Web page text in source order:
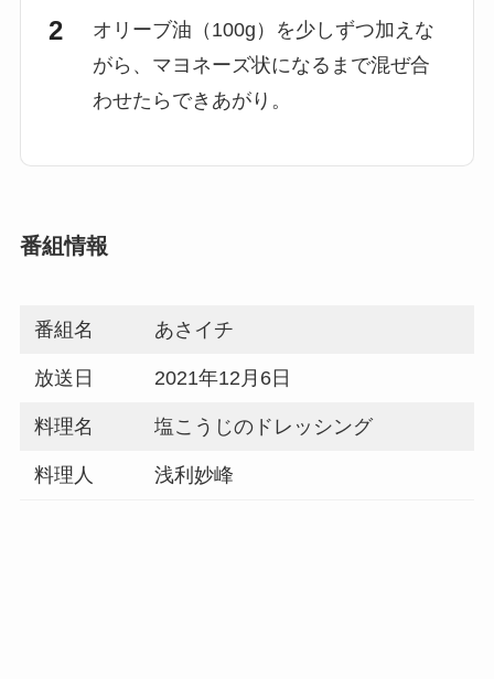
オリーブ油（100g）を少しずつ加えな
がら、マヨネーズ状になるまで混ぜ合
わせたらできあがり。
番組情報
番組名 あさイチ
放送日 2021年12月6日
料理名 塩こうじのドレッシング
料理人 浅利妙峰